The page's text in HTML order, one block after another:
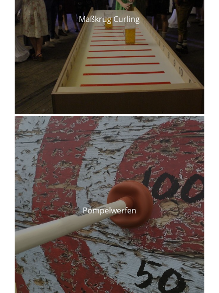
Maßkrug Curling
Pömpelwerfen